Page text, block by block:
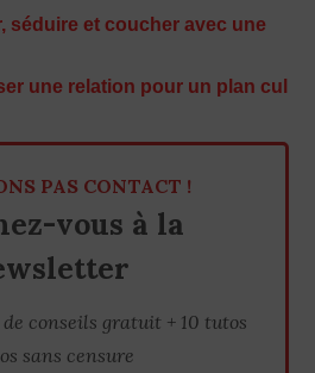
séduire et coucher avec une
une relation pour un plan cul
PAS CONTACT !
vous à la
de conseils gratuit + 10 tutos
sans censure